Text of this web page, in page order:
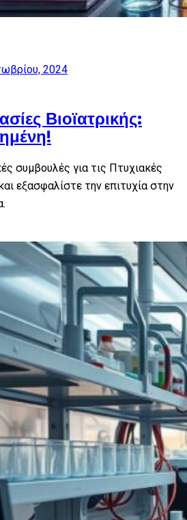
2024
Βιοϊατρικής:
συμβουλές για τις Πτυχιακές
εξασφαλίστε την επιτυχία στην